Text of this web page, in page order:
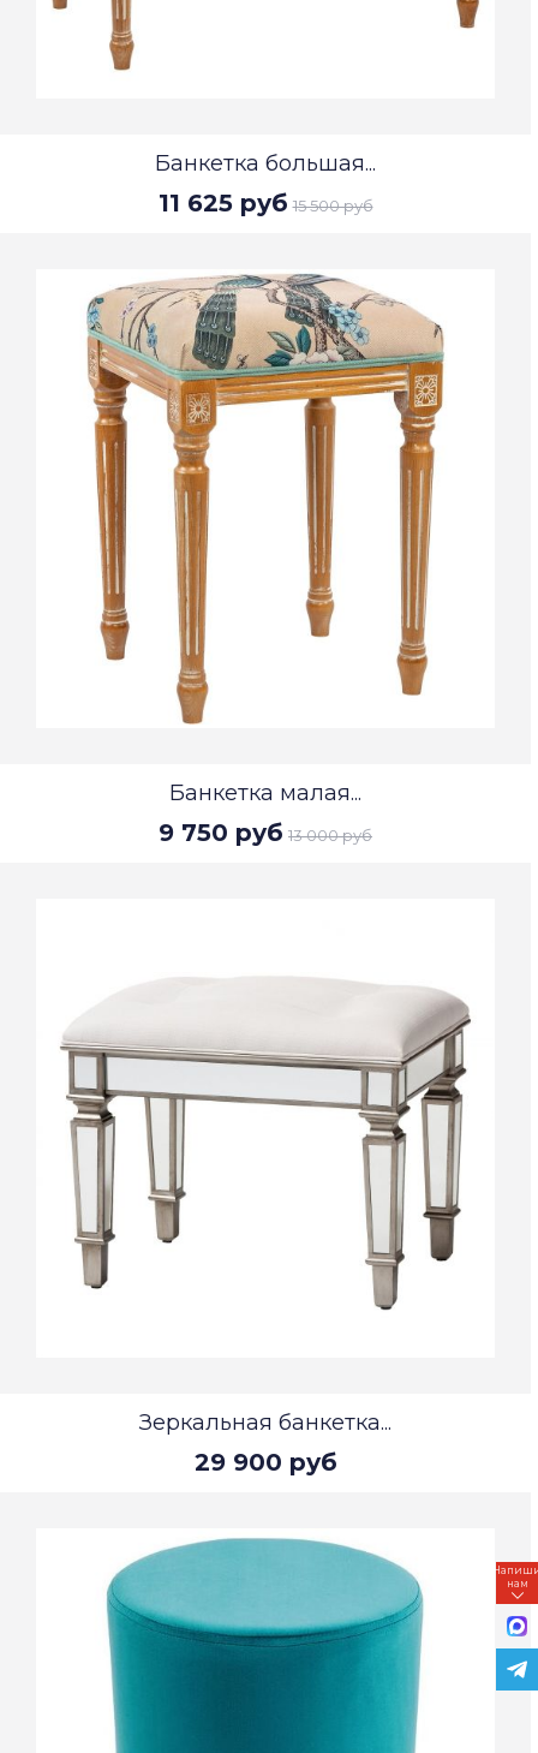
Банкетка большая...
11 625 руб 15 500 руб
Банкетка малая...
9 750 руб 13 000 руб
Зеркальная банкетка...
29 900 руб
нам